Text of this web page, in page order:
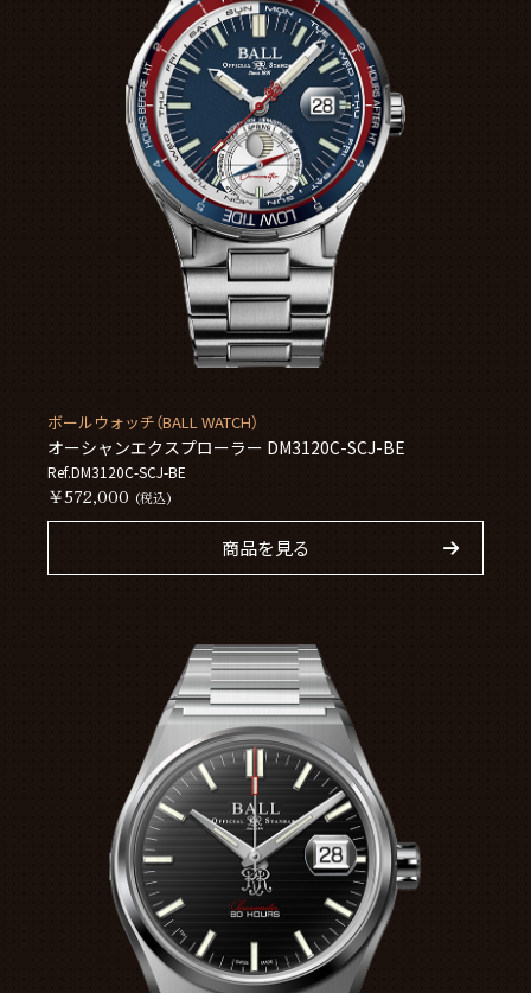
ボールウォッチ（BALL WATCH）
オーシャンエクスプローラー DM3120C-SCJ-BE
Ref.DM3120C-SCJ-BE
￥572,000 (税込)
商品を見る